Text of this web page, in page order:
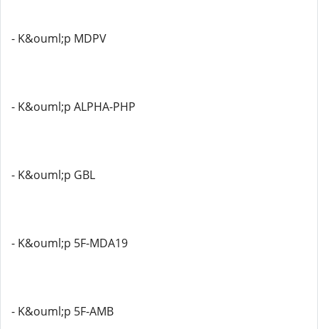
- K&ouml;p MDPV
- K&ouml;p ALPHA-PHP
- K&ouml;p GBL
- K&ouml;p 5F-MDA19
- K&ouml;p 5F-AMB